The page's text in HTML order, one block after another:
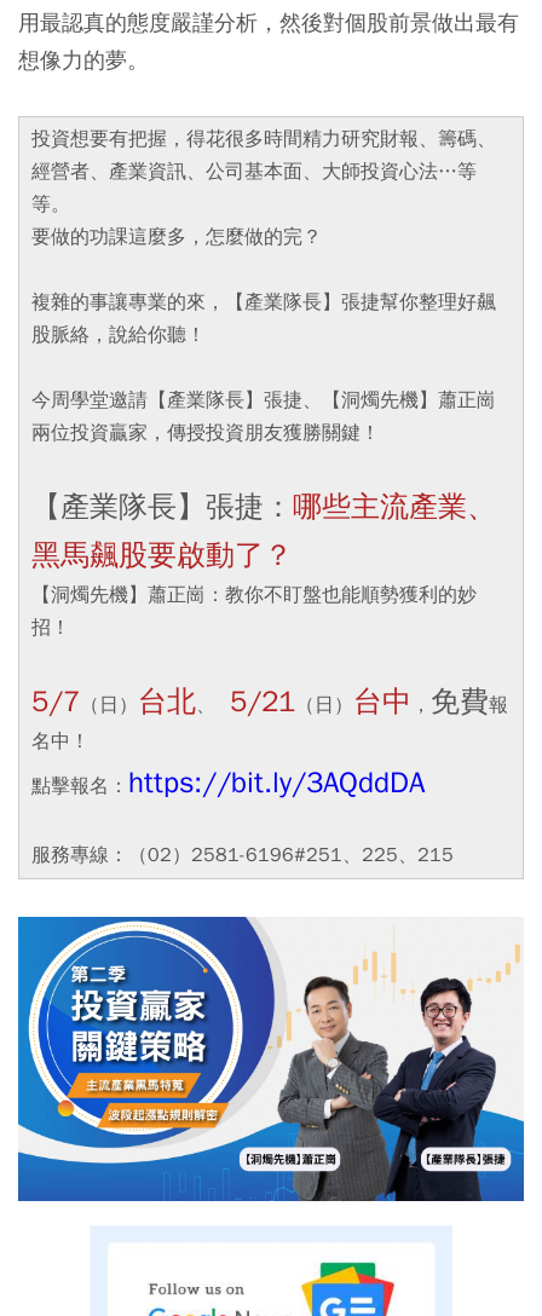
用最認真的態度嚴謹分析，然後對個股前景做出最有
想像力的夢。
投資想要有把握，得花很多時間精力研究財報、籌碼、
經營者、產業資訊、公司基本面、大師投資心法…等
等。
要做的功課這麼多，怎麼做的完？
複雜的事讓專業的來，【產業隊長】張捷幫你整理好飆
股脈絡，說給你聽！
今周學堂邀請【產業隊長】張捷、【洞燭先機】蕭正崗
兩位投資贏家，傳授投資朋友獲勝關鍵！
【產業隊長】張捷： 哪些主流產業、
黑馬飆股要啟動了？
【洞燭先機】蕭正崗：教你不盯盤也能順勢獲利的妙
招！
5/7 （日） 台北、 5/21 （日） 台中 ， 免費報
名中！
點擊報名： https://bit.ly/3AQddDA
服務專線：（02）2581-6196#251、225、215